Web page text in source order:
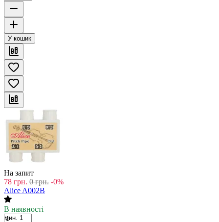
У кошик
На запит
78 грн. 0 грн. -0%
Alice A002B
В наявності
мин. 1